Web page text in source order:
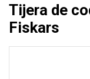
Tijera de
Fiskars